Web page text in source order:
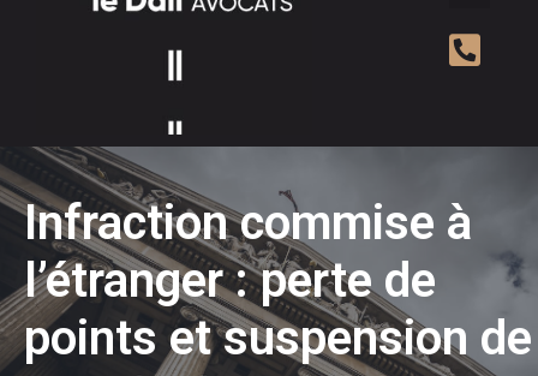
Infraction commise à
l’étranger : perte de
points et suspension de